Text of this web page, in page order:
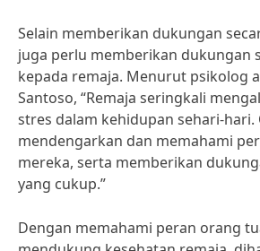
Selain memberikan dukungan
juga perlu memberikan dukungan
kepada remaja. Menurut psikolog
Santoso, “Remaja seringkali
stres dalam kehidupan sehari-
mendengarkan dan memahami
mereka, serta memberikan
yang cukup.”
Dengan memahami peran orang